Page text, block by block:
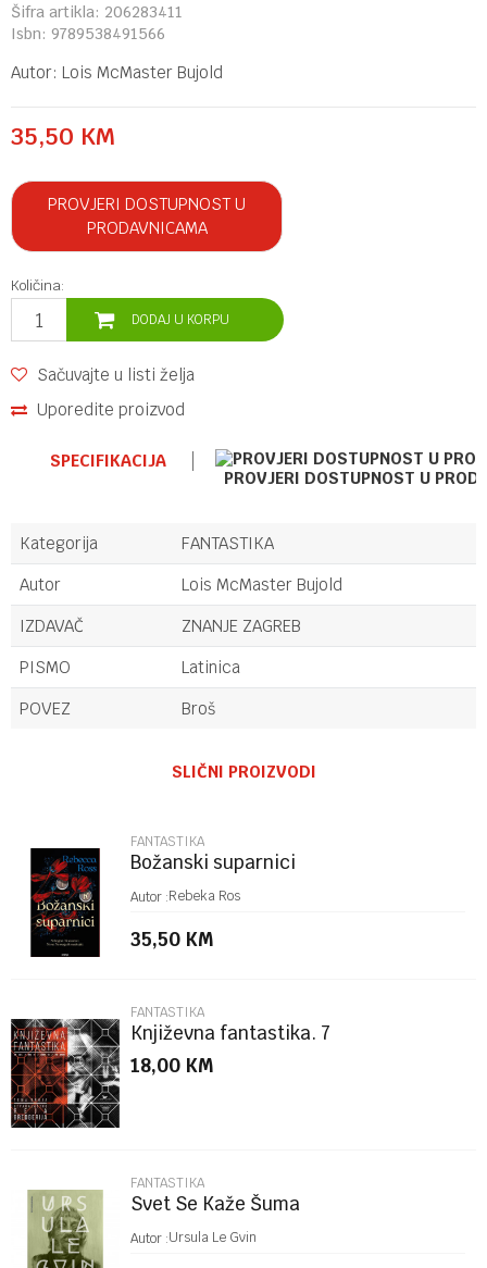
Šifra artikla: 206283411
Isbn: 9789538491566
Autor: Lois McMaster Bujold
35,50 KM
PROVJERI DOSTUPNOST U
PRODAVNICAMA
Količina:
DODAJ U KORPU
Sačuvajte u listi želja
Uporedite proizvod
SPECIFIKACIJA
PROVJERI DOSTUPNOST U
Kategorija
FANTASTIKA
Autor
Lois McMaster Bujold
IZDAVAČ
ZNANJE ZAGREB
PISMO
Latinica
POVEZ
Broš
Poruka
POŠALJI
SLIČNI PROIZVODI
FANTASTIKA
Božanski suparnici
Autor :Rebeka Ros
35,50 KM
FANTASTIKA
Književna fantastika. 7
18,00 KM
FANTASTIKA
Svet Se Kaže Šuma
Autor :Ursula Le Gvin